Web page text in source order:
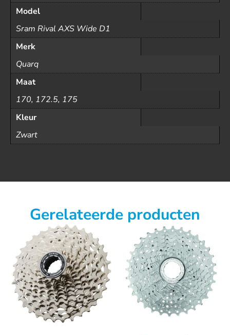
Model
Sram Rival AXS Wide D1
Merk
Quarq
Maat
170, 172.5, 175
Kleur
Zwart
Gerelateerde producten